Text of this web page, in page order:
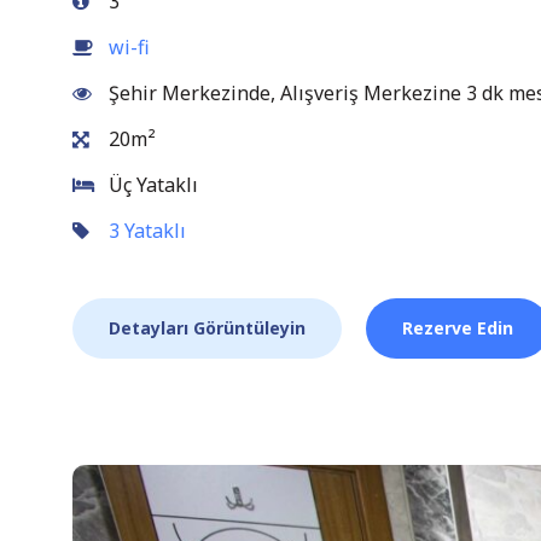
wi-fi
Şehir Merkezinde, Alışveriş Merkezine 3 dk
20m²
Üç Yataklı
3 Yataklı
Detayları Görüntüleyin Rezerve Edin